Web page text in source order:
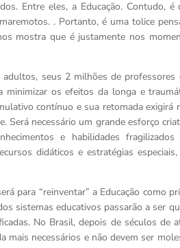
Entre eles, a Educação. Contudo,
. Portanto, é uma tolice
mostra que é justamente nos
seus 2 milhões de
minimizar os efeitos da longa e
contínuo e sua retomada
Será necessário um grande esforço
e habilidades
didáticos e estratégias
para “reinventar” a Educação como
sistemas educativos passarão a ser
No Brasil, depois de séculos de
mais necessários e não devem ser